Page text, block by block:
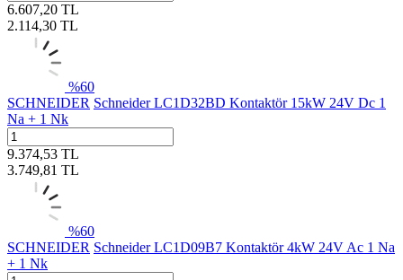
6.607,20 TL
2.114,30 TL
%60
SCHNEIDER Schneider LC1D32BD Kontaktör 15kW 24V Dc 1
Na + 1 Nk
9.374,53 TL
3.749,81 TL
%60
SCHNEIDER Schneider LC1D09B7 Kontaktör 4kW 24V Ac 1 Na
+ 1 Nk